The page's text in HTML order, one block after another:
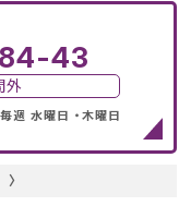
43
外
水曜日 ・木曜日
〉